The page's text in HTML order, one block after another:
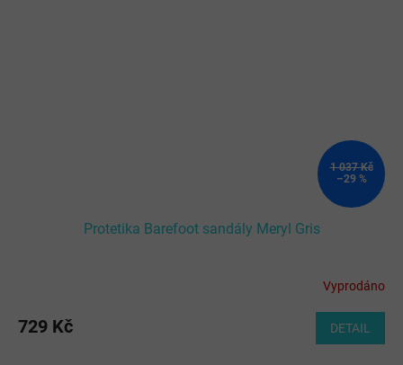
1 037 Kč
–29 %
Protetika Barefoot sandály Meryl Gris
Vyprodáno
729 Kč DETAIL